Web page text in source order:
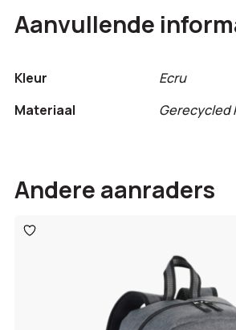
Aanvullende
Kleur
Ecru
Materiaal
Gerecycled
Andere aanraders
Toevoegen
aan